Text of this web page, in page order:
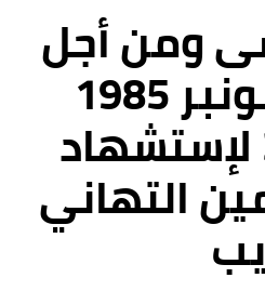
ومن أجل
الذاكرة:6 نونبر 1985
الذكرى 35 لإستشهاد
التهاني